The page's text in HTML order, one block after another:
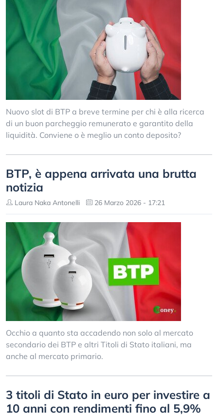
Nuovo slot di BTP a breve termine per chi è alla ricerca
di un buon parcheggio remunerato e garantito della
liquidità. Conviene o è meglio un conto deposito?
BTP, è appena arrivata una brutta
notizia
Laura Naka Antonelli 26 Marzo 2026 - 17:21
Occhio a quanto sta accadendo non solo al mercato
secondario dei BTP e altri Titoli di Stato italiani, ma
anche al mercato primario.
3 titoli di Stato in euro per investire a
10 anni con rendimenti fino al 5,9%